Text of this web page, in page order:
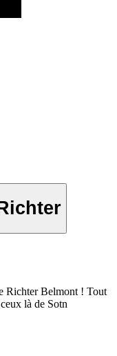
Richter Belmont ! Tout
là de Sotn